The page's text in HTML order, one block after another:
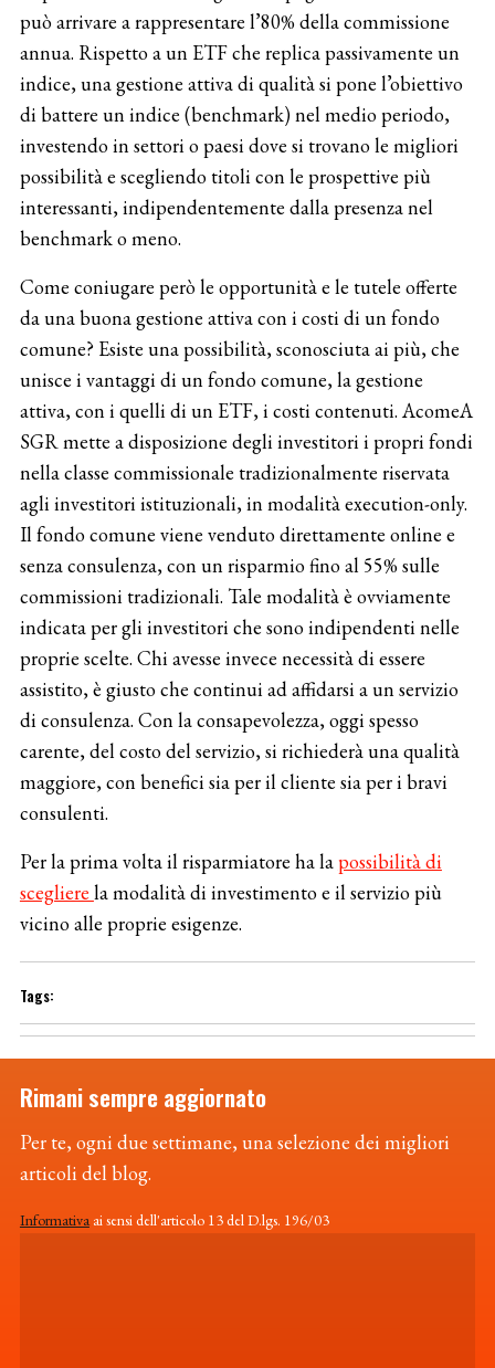
può arrivare a rappresentare l’80% della commissione
annua. Rispetto a un ETF che replica passivamente un
indice, una gestione attiva di qualità si pone l’obiettivo
di battere un indice (benchmark) nel medio periodo,
investendo in settori o paesi dove si trovano le migliori
possibilità e scegliendo titoli con le prospettive più
interessanti, indipendentemente dalla presenza nel
benchmark o meno.
Come coniugare però le opportunità e le tutele offerte
da una buona gestione attiva con i costi di un fondo
comune? Esiste una possibilità, sconosciuta ai più, che
unisce i vantaggi di un fondo comune, la gestione
attiva, con i quelli di un ETF, i costi contenuti. AcomeA
SGR mette a disposizione degli investitori i propri fondi
nella classe commissionale tradizionalmente riservata
agli investitori istituzionali, in modalità execution-only.
Il fondo comune viene venduto direttamente online e
senza consulenza, con un risparmio fino al 55% sulle
commissioni tradizionali. Tale modalità è ovviamente
indicata per gli investitori che sono indipendenti nelle
proprie scelte. Chi avesse invece necessità di essere
assistito, è giusto che continui ad affidarsi a un servizio
di consulenza. Con la consapevolezza, oggi spesso
carente, del costo del servizio, si richiederà una qualità
maggiore, con benefici sia per il cliente sia per i bravi
consulenti.
Per la prima volta il risparmiatore ha lapossibilità di
scegliere la modalità di investimento e il servizio più
vicino alle proprie esigenze.
Rimani sempre aggiornato
Per te, ogni due settimane, una selezione dei migliori
articoli del blog.
Informativaai sensi dell'articolo 13 del D.lgs. 196/03